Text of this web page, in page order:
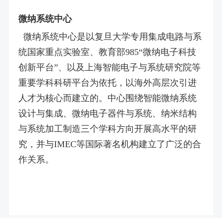
微纳系统中心
微纳系统中心是以复旦大学专用集成电路与系
统国家重点实验室、教育部985“微纳电子科技
创新平台”、以及上海智能电子与系统研究院等
重要学科科研平台为依托，以海外高层次引进
人才为核心而建立的。中心围绕智能微纳系统
设计与集成、微纳电子器件与系统、纳米结构
与系统加工制造三个学科方向开展高水平的研
究，并与IMEC等国际著名机构建立了广泛的合
作关系。